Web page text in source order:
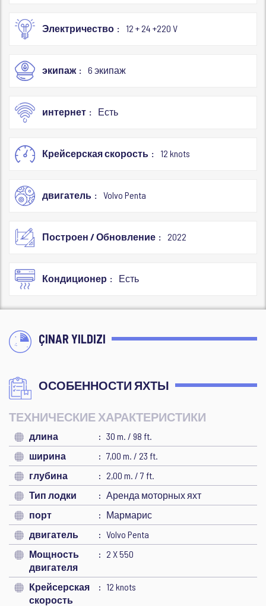
Электричество 12 + 24 +220 V
экипаж 6 экипаж
интернет Есть
Крейсерская скорость 12 knots
двигатель Volvo Penta
Построен / Обновление 2022
Кондиционер Есть
ÇINAR YILDIZI
ОСОБЕННОСТИ ЯХТЫ
ТЕХНИЧЕСКИЕ ХАРАКТЕРИСТИКИ
длина
30 m. / 98 ft.
ширина
7,00 m. / 23 ft.
глубина
2,00 m. / 7 ft.
Тип лодки
Аренда моторных яхт
порт
Мармарис
двигатель
Volvo Penta
Мощность
двигателя
2 X 550
Крейсерская
скорость
12 knots